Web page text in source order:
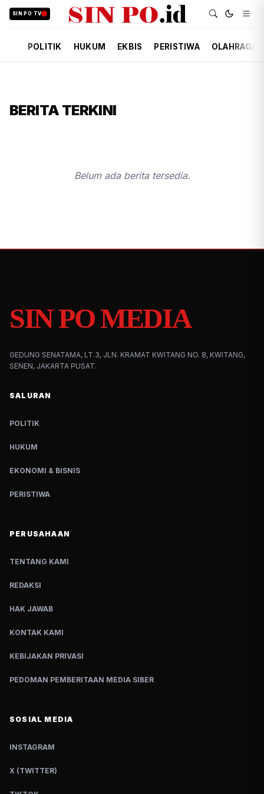
SIN PO TV
POLITIK HUKUM EKBIS PERISTIWA OLAHRAGA
BERITA TERKINI
Belum ada berita tersedia.
SIN PO MEDIA
GEDUNG SENATAMA, LT.3, JLN. KRAMAT KWITANG NO. 8, KWITANG,
SENEN, JAKARTA PUSAT.
SALURAN
POLITIK
HUKUM
EKONOMI & BISNIS
PERISTIWA
PERUSAHAAN
TENTANG KAMI
REDAKSI
HAK JAWAB
KONTAK KAMI
KEBIJAKAN PRIVASI
PEDOMAN PEMBERITAAN MEDIA SIBER
SOSIAL MEDIA
INSTAGRAM
X (TWITTER)